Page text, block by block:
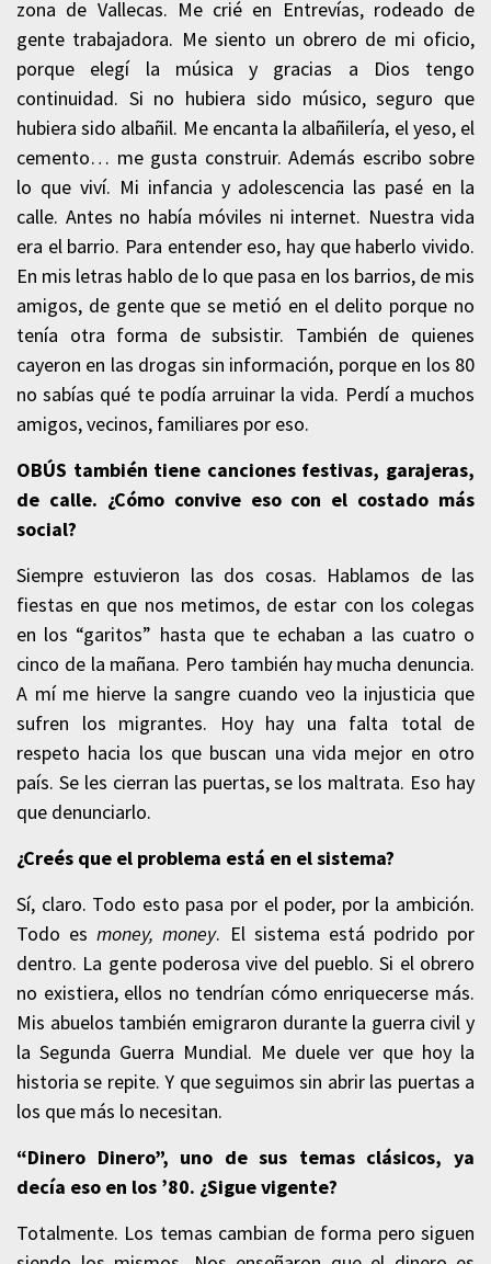
zona de Vallecas. Me crié en Entrevías, rodeado de
gente trabajadora. Me siento un obrero de mi oficio,
porque elegí la música y gracias a Dios tengo
continuidad. Si no hubiera sido músico, seguro que
hubiera sido albañil. Me encanta la albañilería, el yeso, el
cemento… me gusta construir. Además escribo sobre
lo que viví. Mi infancia y adolescencia las pasé en la
calle. Antes no había móviles ni internet. Nuestra vida
era el barrio. Para entender eso, hay que haberlo vivido.
En mis letras hablo de lo que pasa en los barrios, de mis
amigos, de gente que se metió en el delito porque no
tenía otra forma de subsistir. También de quienes
cayeron en las drogas sin información, porque en los 80
no sabías qué te podía arruinar la vida. Perdí a muchos
amigos, vecinos, familiares por eso.
OBÚS también tiene canciones festivas, garajeras,
de calle. ¿Cómo convive eso con el costado más
social?
Siempre estuvieron las dos cosas. Hablamos de las
fiestas en que nos metimos, de estar con los colegas
en los “garitos” hasta que te echaban a las cuatro o
cinco de la mañana. Pero también hay mucha denuncia.
A mí me hierve la sangre cuando veo la injusticia que
sufren los migrantes. Hoy hay una falta total de
respeto hacia los que buscan una vida mejor en otro
país. Se les cierran las puertas, se los maltrata. Eso hay
que denunciarlo.
¿Creés que el problema está en el sistema?
Sí, claro. Todo esto pasa por el poder, por la ambición.
Todo esmoney, money. El sistema está podrido por
dentro. La gente poderosa vive del pueblo. Si el obrero
no existiera, ellos no tendrían cómo enriquecerse más.
Mis abuelos también emigraron durante la guerra civil y
la Segunda Guerra Mundial. Me duele ver que hoy la
historia se repite. Y que seguimos sin abrir las puertas a
los que más lo necesitan.
“Dinero Dinero”, uno de sus temas clásicos, ya
decía eso en los ’80. ¿Sigue vigente?
Totalmente. Los temas cambian de forma pero siguen